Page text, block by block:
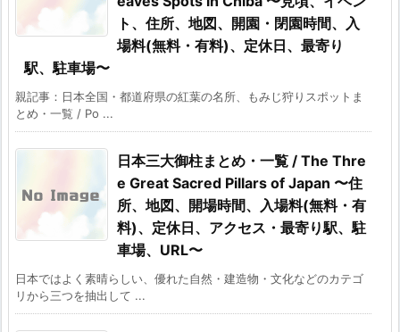
ト、住所、地図、開園・閉園時間、入
場料(無料・有料)、定休日、最寄り
駅、駐車場〜
親記事：日本全国・都道府県の紅葉の名所、もみじ狩りスポットま
とめ・一覧 / Po ...
日本三大御柱まとめ・一覧 / The Thre
e Great Sacred Pillars of Japan 〜住
所、地図、開場時間、入場料(無料・有
料)、定休日、アクセス・最寄り駅、駐
車場、URL〜
日本ではよく素晴らしい、優れた自然・建造物・文化などのカテゴ
リから三つを抽出して ...